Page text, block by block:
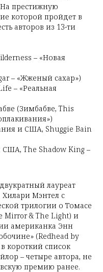
престижную
которой пройдет в
авторов из 13-ти
– «Новая
– «Жженый сахар»)
– «Реальная
(Зимбабве, This
и США, Shuggie Bain
The Shadow King –
лауреат
Мэнтел с
трилогии о Томасе
Mirror & The Light) и
американка Энн
(Redhead by
короткий список
– четыре автора, не
премию ранее.